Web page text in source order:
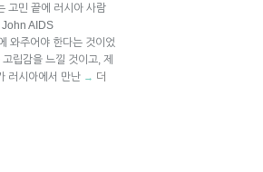
고민 끝에 러시아 사람
John AIDS
와주어야 한다는 것이었
립감을 느낄 것이고, 제
러시아에서 만난 → 더